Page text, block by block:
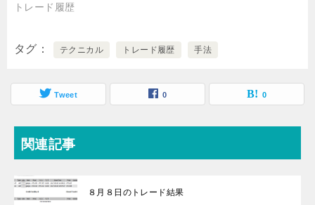
トレード履歴
タグ テクニカル トレード履歴 手法
Tweet 0 0
関連記事
８月８日のトレード結果